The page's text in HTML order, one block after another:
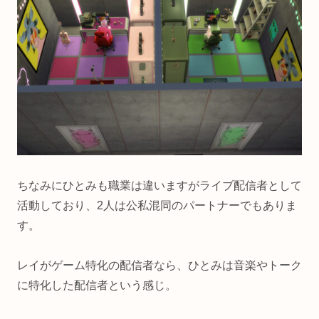
ちなみにひとみも職業は違いますがライブ配信者として
活動しており、2人は公私混同のパートナーでもありま
す。
レイがゲーム特化の配信者なら、ひとみは音楽やトーク
に特化した配信者という感じ。